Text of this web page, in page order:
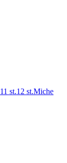
11 st.12 st.Miche